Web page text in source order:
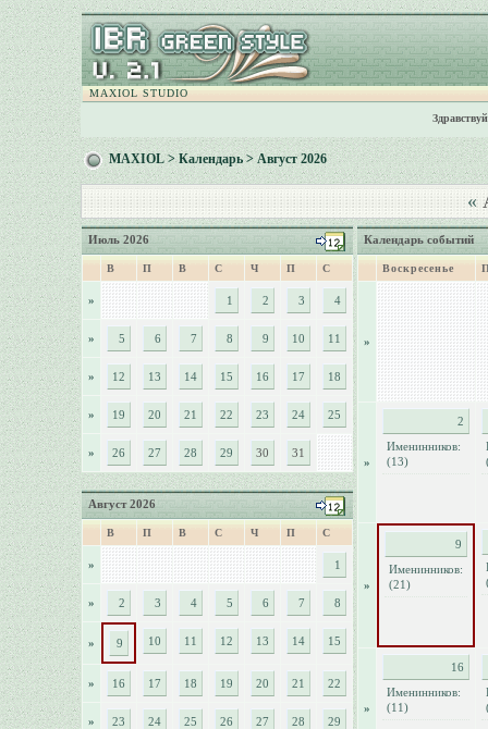
MAXIOL STUDIO
MAXIOL>Календарь> Август 2026
«
Июль 2026
В П В С Ч П С
» 1 2 3 4
» 5 6 7 8 9 10 11
» 12 13 14 15 16 17 18
» 19 20 21 22 23 24 25
» 26 27 28 29 30 31
Август 2026
В П В С Ч П С
» 1
» 2 3 4 5 6 7 8
» 9 10 11 12 13 14 15
» 16 17 18 19 20 21 22
» 23 24 25 26 27 28 29
Календарь событий
Воскресенье
»
»
2
Именинников:
(13)
»
9
Именинников:
(21)
»
16
Именинников:
(11)